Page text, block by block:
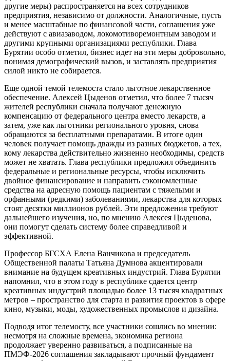
другие меры) распространяется на всех сотрудников
предприятия, независимо от должности. Аналогичные, пусть
и менее масштабные по финансовой части, соглашения уже
действуют с авиазаводом, локомотиворемонтным заводом и
другими крупными организациями республики. Глава
Бурятии особо отметил, бизнес идет на эти меры добровольно,
понимая демографический вызов, и заставлять предприятия
силой никто не собирается.
Еще одной темой телемоста стало льготное лекарственное
обеспечение. Алексей Цыденов отметил, что более 7 тысяч
жителей республики сначала получают денежную
компенсацию от федерального центра вместо лекарств, а
затем, уже как льготники регионального уровня, снова
обращаются за бесплатными препаратами. В итоге один
человек получает помощь дважды из разных бюджетов, а тех,
кому лекарства действительно жизненно необходимы, средств
может не хватать. Глава республики предложил объединить
федеральные и региональные ресурсы, чтобы исключить
двойное финансирование и направить сэкономленные
средства на адресную помощь пациентам с тяжелыми и
орфанными (редкими) заболеваниями, лекарства для которых
стоят десятки миллионов рублей. Эти предложения требуют
дальнейшего изучения, но, по мнению Алексея Цыденова,
они помогут сделать систему более справедливой и
эффективной.
Профессор БГСХА Елена Ванчикова и председатель
Общественной палаты Татьяна Думнова акцентировали
внимание на будущем креативных индустрий. Глава Бурятии
напомнил, что в этом году в республике сдается центр
креативных индустрий площадью более 13 тысяч квадратных
метров – пространство для старта и развития проектов в сфере
кино, музыки, моды, художественных промыслов и дизайна.
Подводя итог телемосту, все участники сошлись во мнении:
несмотря на сложные времена, экономика региона
продолжает уверенно развиваться, а подписанные на
ПМЭФ-2026 соглашения закладывают прочный фундамент